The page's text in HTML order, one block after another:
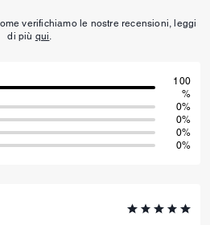
verifichiamo le nostre recensioni, leggi
di più qui
100
%
0%
0%
0%
0%